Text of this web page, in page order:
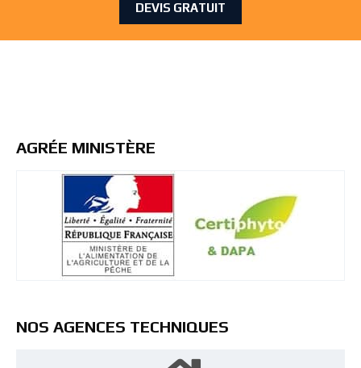
DEVIS GRATUIT
AGRÉE MINISTÈRE
NOS AGENCES TECHNIQUES